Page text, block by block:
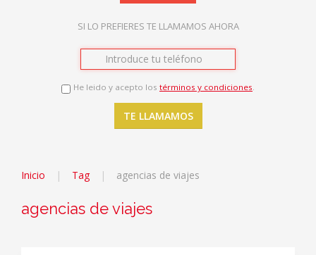
SI LO PREFIERES TE LLAMAMOS AHORA
He leido y acepto los términos y condiciones.
Inicio Tag agencias de viajes
agencias de viajes